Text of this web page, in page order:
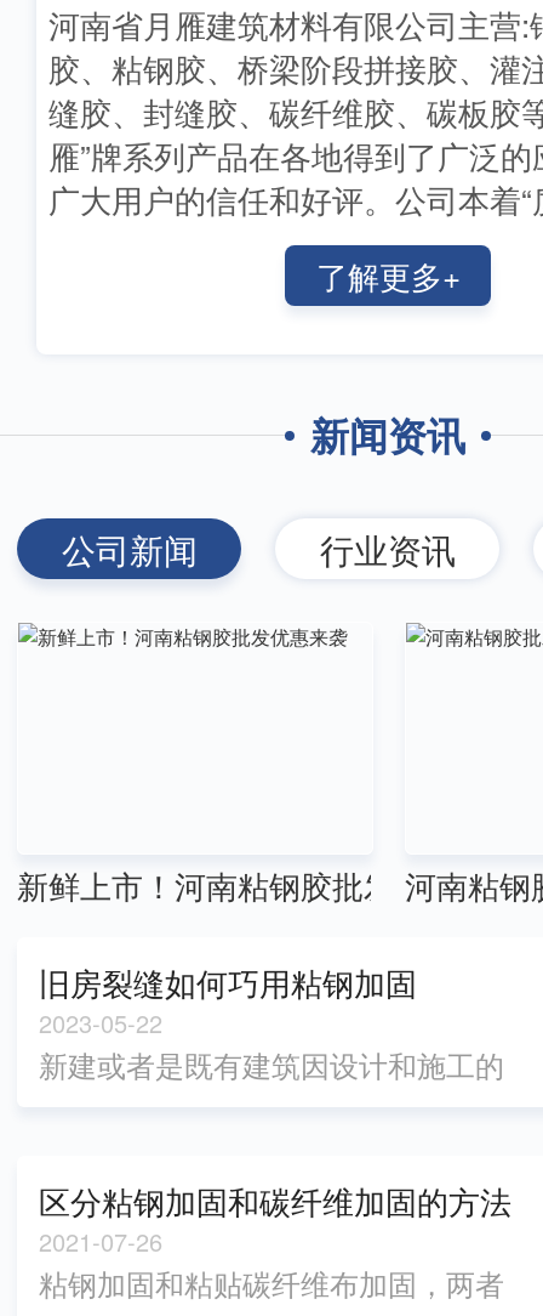
河南省月雁建筑材料有限公司主营:
胶、粘钢胶、桥梁阶段拼接胶、灌
缝胶、封缝胶、碳纤维胶、碳板胶
雁”牌系列产品在各地得到了广泛
广大用户的信任和好评。公司本着
户至上”思想，秉承“谋百事一事难
事可谋”的发展理念，本公司的宗
了解更多+
新闻资讯
公司新闻 行业资讯
新鲜上市！河南粘钢胶批发优惠来袭
河南粘钢
旧房裂缝如何巧用粘钢加固
2023-05-22
新建或者是既有建筑因设计和施工的
生。这些因素.终都会导致大梁的安全
性能减弱，这时候我们就要对大梁做
结构补强施工了。对大梁进行加固的
区分粘钢加固和碳纤维加固的方法
都有哪些你知道么？
2021-07-26
粘钢加固和粘贴碳纤维布加固，两者